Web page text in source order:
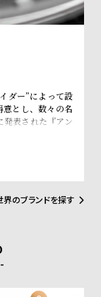
ダー”によって設
とし、数々の名
発表された『アン
の高い腕時計と
年には200M
マスター』を発
年代のクオーツ
みを止めることと
”氏がニバダ使用
へと蘇らせた。
界のブランドを探す